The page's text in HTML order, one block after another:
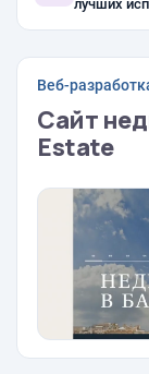
лучших
Веб-
Сайт
Estate